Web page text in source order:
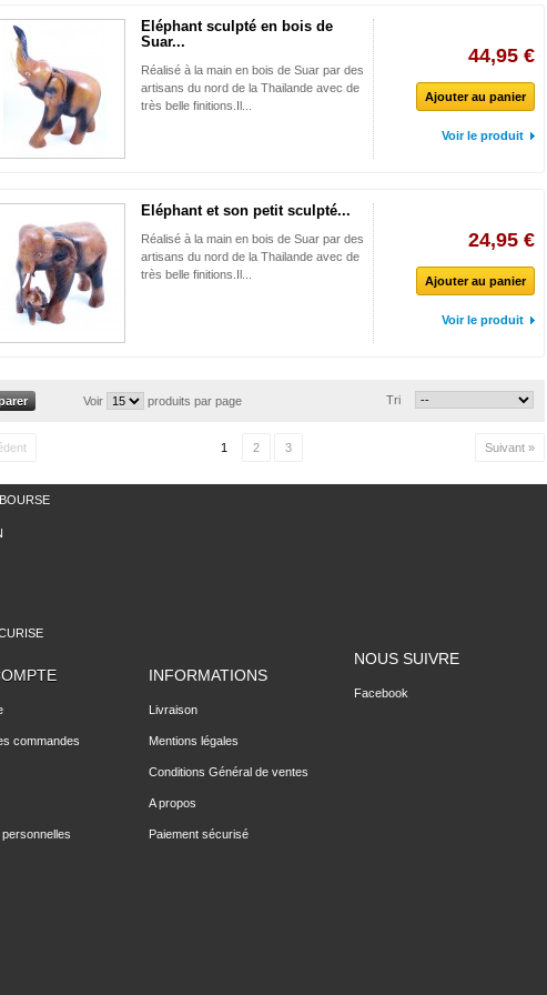
Eléphant sculpté en bois de
Suar...
Réalisé à la main en bois de Suar par des
artisans du nord de la Thailande avec de
très belle finitions.Il...
44,95 €
Ajouter au panier
Voir le produit
Eléphant et son petit sculpté...
Réalisé à la main en bois de Suar par des
artisans du nord de la Thailande avec de
très belle finitions.Il...
24,95 €
Ajouter au panier
Voir le produit
Tri
Voir produits par page
1 2 3 Suivant »
commandes
INFORMATIONS
Livraison
Mentions légales
Conditions Général de ventes
A propos
Paiement sécurisé
NOUS SUIVRE
Facebook